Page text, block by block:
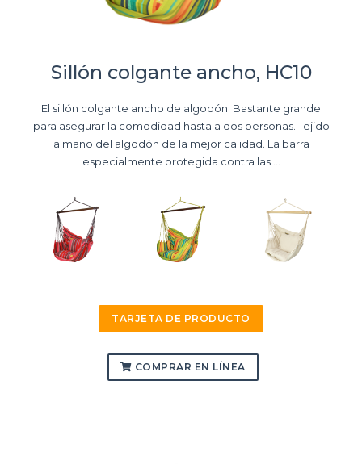
Sillón colgante ancho, HC10
El sillón colgante ancho de algodón. Bastante grande
para asegurar la comodidad hasta a dos personas. Tejido
a mano del algodón de la mejor calidad. La barra
especialmente protegida contra las ...
TARJETA DE PRODUCTO
COMPRAR EN LÍNEA